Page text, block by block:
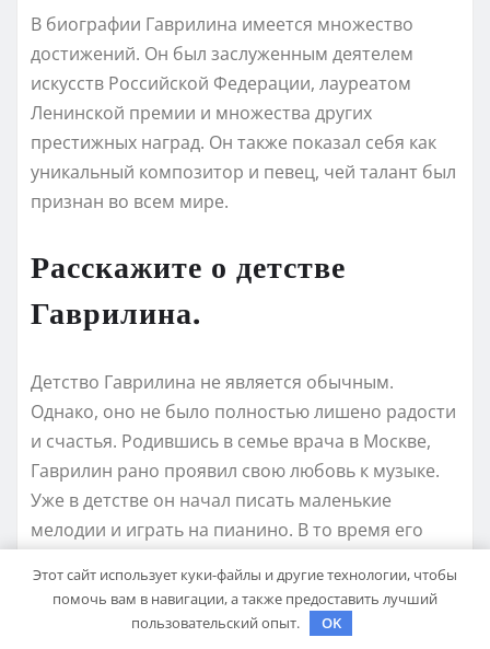
В биографии Гаврилина имеется множество
достижений. Он был заслуженным деятелем
искусств Российской Федерации, лауреатом
Ленинской премии и множества других
престижных наград. Он также показал себя как
уникальный композитор и певец, чей талант был
признан во всем мире.
Расскажите о детстве
Гаврилина.
Детство Гаврилина не является обычным.
Однако, оно не было полностью лишено радости
и счастья. Родившись в семье врача в Москве,
Гаврилин рано проявил свою любовь к музыке.
Уже в детстве он начал писать маленькие
мелодии и играть на пианино. В то время его
остановило его страсть к музыке.
Этот сайт использует куки-файлы и другие технологии, чтобы
помочь вам в навигации, а также предоставить лучший
пользовательский опыт.
OK